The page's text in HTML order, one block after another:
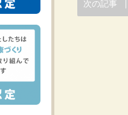
次の記事